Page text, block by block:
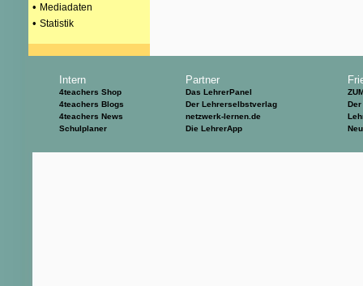
• Mediadaten
• Statistik
Intern
4teachers Shop
4teachers Blogs
4teachers News
Schulplaner
Partner
Das LehrerPanel
Der Lehrerselbstverlag
netzwerk-lernen.de
Die LehrerApp